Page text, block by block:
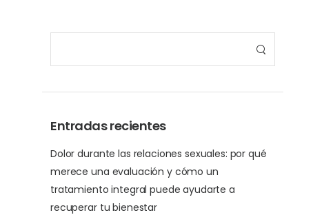
Entradas recientes
Dolor durante las relaciones sexuales: por qué
merece una evaluación y cómo un
tratamiento integral puede ayudarte a
recuperar tu bienestar